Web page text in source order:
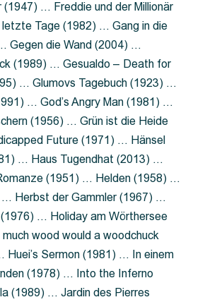
(1947) … Freddie und der Millionär
Tage (1982) … Gang in die
Gegen die Wand (2004) …
(1989) … Gesualdo – Death for
… Glumovs Tagebuch (1923) …
… God’s Angry Man (1981) …
(1956) … Grün ist die Heide
Future (1971) … Hänsel
… Haus Tugendhat (2013) …
(1951) … Helden (1958) …
… Herbst der Gammler (1967) …
(1976) … Holiday am Wörthersee
wood would a woodchuck
Huei’s Sermon (1981) … In einem
(1978) … Into the Inferno
(1989) … Jardin des Pierres